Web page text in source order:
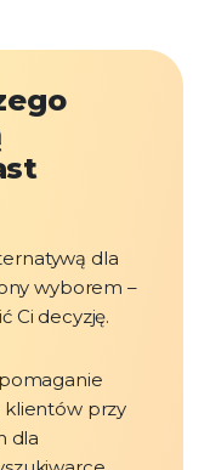
dla
wyborem –
Ci decyzję.
przy
dla